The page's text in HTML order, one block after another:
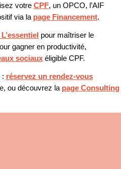
votre CPF, un OPCO, l’AIF
via la page Financement.
pour maîtriser le
gagner en productivité,
sociaux éligible CPF.
: réservez un rendez-vous
ou découvrez la page Consulting